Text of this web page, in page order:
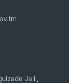
Jalil,